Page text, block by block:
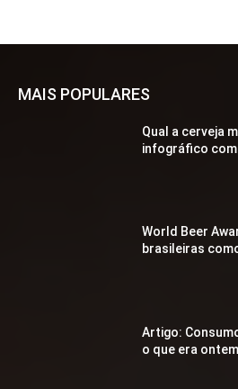
MAIS POPULARES
Qual a cerveja
infográfico com
World Beer
brasileiras
Artigo:
o que era